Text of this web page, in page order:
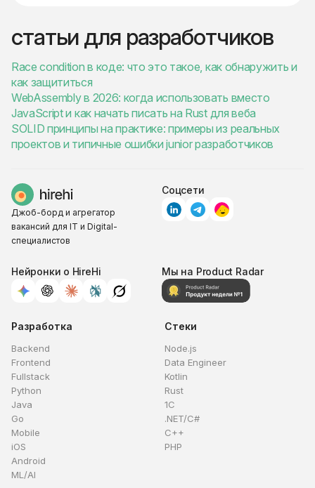
статьи для разработчиков
Race condition в коде: что это такое, как обнаружить и
как защититься
WebAssembly в 2026: когда использовать вместо
JavaScript и как начать писать на Rust для веба
SOLID принципы на практике: примеры из реальных
проектов и типичные ошибки junior разработчиков
Джоб-борд и агрегатор
вакансий для IT и Digital-
специалистов
Соцсети
Нейронки о HireHi Мы на Product Radar
Разработка
Backend
Frontend
Fullstack
Python
Java
Go
Mobile
iOS
Android
ML/AI
Стеки
Node.js
Data Engineer
Kotlin
Rust
1C
.NET/C#
C++
PHP